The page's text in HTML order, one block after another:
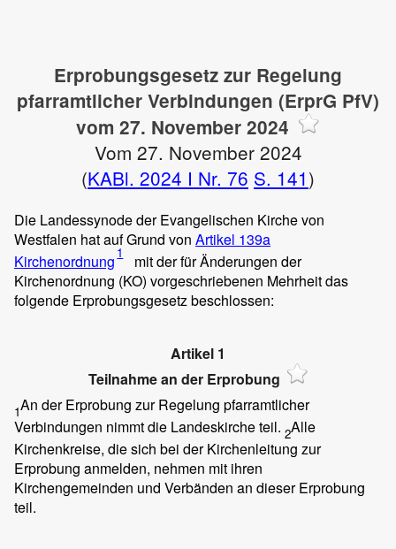
Erprobungsgesetz zur Regelung
pfarramtlicher Verbindungen (ErprG PfV)
vom 27. November 2024
Vom 27. November 2024
(KABl. 2024 I Nr. 76 S. 141)
Die Landessynode der Evangelischen Kirche von
Westfalen hat auf Grund von Artikel 139a
Kirchenordnung 1
mit der für Änderungen der
Kirchenordnung (KO) vorgeschriebenen Mehrheit das
folgende Erprobungsgesetz beschlossen:
Artikel 1
Teilnahme an der Erprobung
1An der Erprobung zur Regelung pfarramtlicher
Verbindungen nimmt die Landeskirche teil. 2Alle
Kirchenkreise, die sich bei der Kirchenleitung zur
Erprobung anmelden, nehmen mit ihren
Kirchengemeinden und Verbänden an dieser Erprobung
teil.